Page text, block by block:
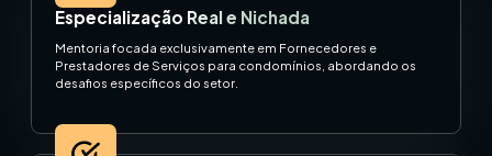
Especialização Real e Nichada
Mentoria focada exclusivamente em Fornecedores e
Prestadores de Serviços para condomínios, abordando os
desafios específicos do setor.